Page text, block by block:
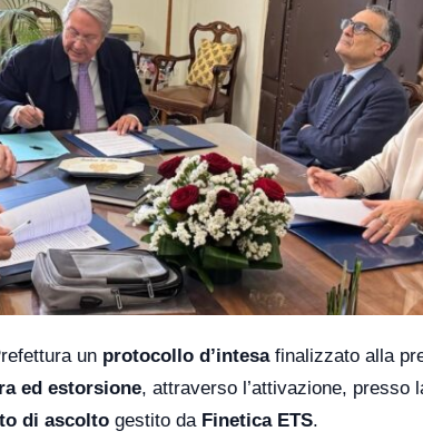
un protocollo d’intesafinalizzato alla
ed estorsione, attraverso l’attivazione, presso
di ascolto gestito da Finetica ETS.